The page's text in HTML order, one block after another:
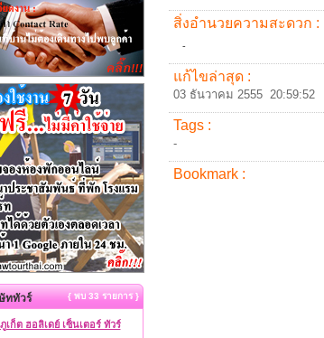
สิ่งอำนวยความสะดวก :
-
แก้ไขล่าสุด :
03 ธันวาคม 2555 20:59:52
Tags :
-
Bookmark :
ททัวร์ { พบ 33 รายการ }
เก็ต ฮอลิเดย์ เซ็นเตอร์ ทัวร์